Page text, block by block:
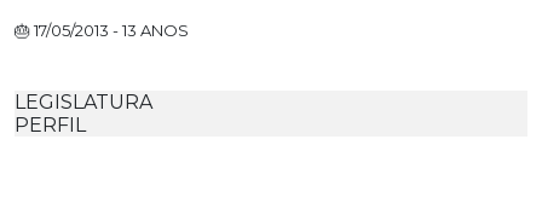
🎂 17/05/2013 - 13 ANOS
LEGISLATURA
PERFIL